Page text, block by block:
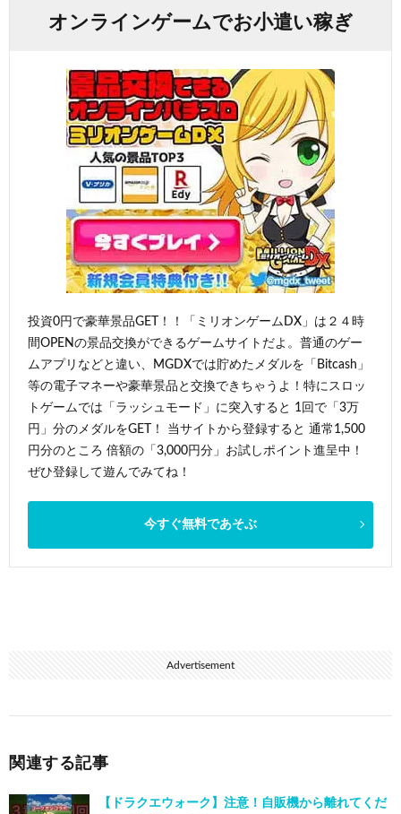
オンラインゲームでお小遣い稼ぎ
投資0円で豪華景品GET！！「ミリオンゲームDX」は２４時
間OPENの景品交換ができるゲームサイトだよ。普通のゲー
ムアプリなどと違い、MGDXでは貯めたメダルを「Bitcash」
等の電子マネーや豪華景品と交換できちゃうよ！特にスロッ
トゲームでは「ラッシュモード」に突入すると 1回で「3万
円」分のメダルをGET！ 当サイトから登録すると 通常1,500
円分のところ 倍額の「3,000円分」お試しポイント進呈中！
ぜひ登録して遊んでみてね！
今すぐ無料であそぶ
Advertisement
関連する記事
【ドラクエウォーク】注意！自販機から離れてくだ